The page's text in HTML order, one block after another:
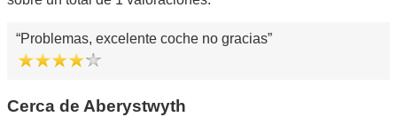
Problemas, excelente coche no gracias
Cerca de Aberystwyth